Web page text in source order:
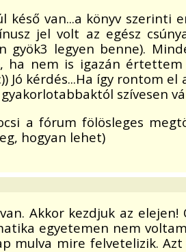
késő van...a könyv szerinti
jel volt az egész
gyök3 legyen benne).
ha nem is igazán
Jó kérdés...Ha így rontom
szívesen
a fórum fölösleges
hogyan lehet)
Akkor kezdjuk az
egyetemen nem
mulva mire felvetelizik.